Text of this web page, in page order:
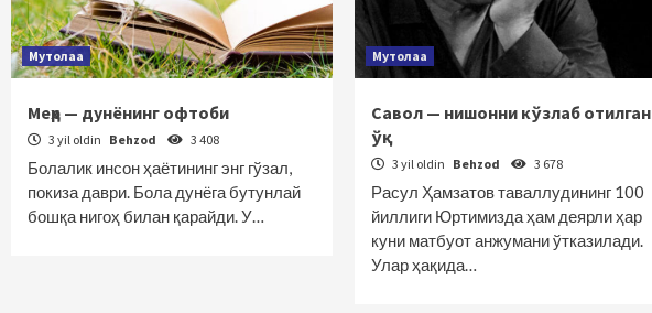
Мутолаа
Меҳр — дунёнинг офтоби
3 yil oldin Behzod 3 408
Болалик инсон ҳаётининг энг гўзал,
покиза даври. Бола дунёга бутунлай
бошқа нигоҳ билан қарайди. У…
Мутолаа
Савол — нишонни кўзлаб отилган
ўқ
3 yil oldin Behzod 3 678
Расул Ҳамзатов таваллудининг 100
йиллиги Юртимизда ҳам деярли ҳар
куни матбуот анжумани ўтказилади.
Улар ҳақида…